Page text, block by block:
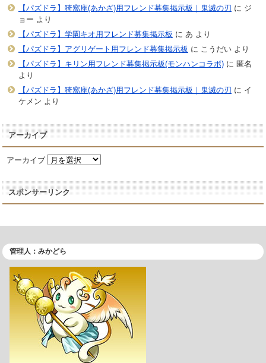
【パズドラ】猗窩座(あかざ)用フレンド募集掲示板｜鬼滅の刃 に ジ
ョー より
【パズドラ】学園キオ用フレンド募集掲示板 に あ より
【パズドラ】アグリゲート用フレンド募集掲示板 に こうだいより
【パズドラ】キリン用フレンド募集掲示板(モンハンコラボ)に 匿名
より
【パズドラ】猗窩座(あかざ)用フレンド募集掲示板｜鬼滅の刃 に イ
ケメン より
アーカイブ
アーカイブ
スポンサーリンク
管理人：みかどら